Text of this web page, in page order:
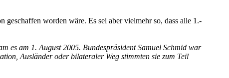
geschaffen worden wäre. Es sei aber vielmehr so, dass alle 1.-
es am 1. August 2005. Bundespräsident Samuel Schmid war
Ausländer oder bilateraler Weg stimmten sie zum Teil